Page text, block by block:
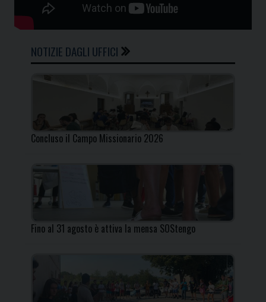
NOTIZIE DAGLI UFFICI
Concluso il Campo Missionario 2026
Fino al 31 agosto è attiva la mensa SOStengo